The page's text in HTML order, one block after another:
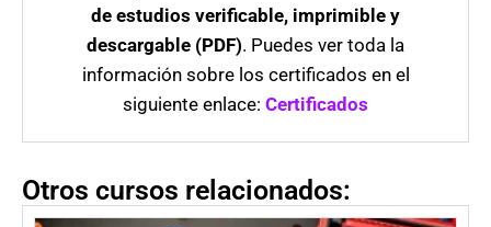
de estudios verificable, imprimible y
descargable (PDF). Puedes ver toda la
información sobre los certificados en el
siguiente enlace: Certificados
Otros cursos relacionados: